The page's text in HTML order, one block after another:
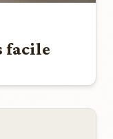
facile